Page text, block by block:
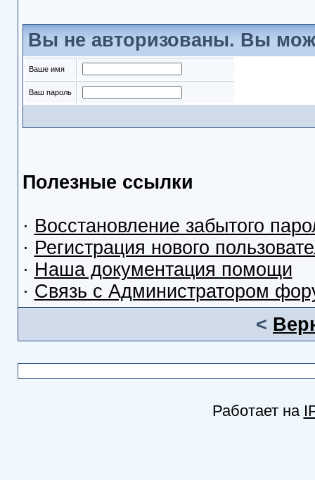
Вы не авторизованы. Вы
Ваше имя
Ваш пароль
Полезные ссылки
· Восстановление забытого
· Регистрация нового
· Наша документация помощи
· Связь с Администратором
<
Работает на